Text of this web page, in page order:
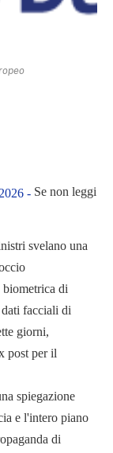
- Se non leggi
svelano una
biometrica di
dati facciali di
giorni,
post per il
spiegazione
e l'intero piano
di